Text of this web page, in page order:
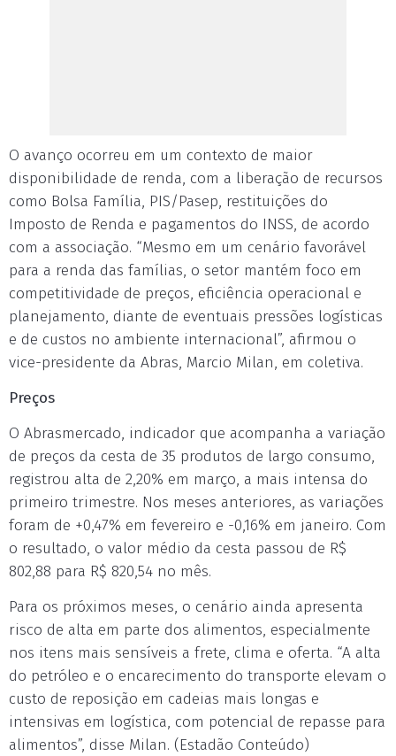
O avanço ocorreu em um contexto de maior
disponibilidade de renda, com a liberação de recursos
como Bolsa Família, PIS/Pasep, restituições do
Imposto de Renda e pagamentos do INSS, de acordo
com a associação. “Mesmo em um cenário favorável
para a renda das famílias, o setor mantém foco em
competitividade de preços, eficiência operacional e
planejamento, diante de eventuais pressões logísticas
e de custos no ambiente internacional”, afirmou o
vice-presidente da Abras, Marcio Milan, em coletiva.
Preços
O Abrasmercado, indicador que acompanha a variação
de preços da cesta de 35 produtos de largo consumo,
registrou alta de 2,20% em março, a mais intensa do
primeiro trimestre. Nos meses anteriores, as variações
foram de +0,47% em fevereiro e -0,16% em janeiro. Com
o resultado, o valor médio da cesta passou de R$
802,88 para R$ 820,54 no mês.
Para os próximos meses, o cenário ainda apresenta
risco de alta em parte dos alimentos, especialmente
nos itens mais sensíveis a frete, clima e oferta. “A alta
do petróleo e o encarecimento do transporte elevam o
custo de reposição em cadeias mais longas e
intensivas em logística, com potencial de repasse para
alimentos”, disse Milan. (Estadão Conteúdo)